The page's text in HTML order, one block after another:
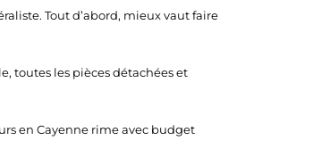
Tout d’abord, mieux vaut faire
toutes les pièces détachées et
en Cayenne rime avec budget